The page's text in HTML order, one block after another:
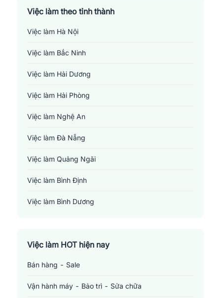
Việc làm theo tỉnh thành
Việc làm Hà Nội
Việc làm Bắc Ninh
Việc làm Hải Dương
Việc làm Hải Phòng
Việc làm Nghệ An
Việc làm Đà Nẵng
Việc làm Quảng Ngãi
Việc làm Bình Định
Việc làm Bình Dương
Việc làm TP. Hồ Chí Minh
Việc làm Cần Thơ
Việc làm HOT hiện nay
Bán hàng - Sale
Vận hành máy - Bảo trì - Sửa chữa